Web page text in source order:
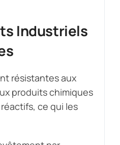
Industriels
résistantes aux
produits chimiques
ce qui les